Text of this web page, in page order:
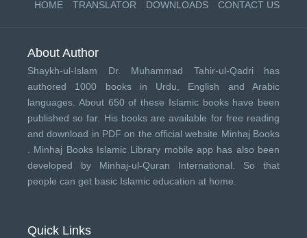
HOME TRANSLATOR DOWNLOADS CONTACT US
About Author
Shaykh-ul-Islam Dr. Muhammad Tahir-ul-Qadri has
authored 1000 books in Urdu, English and Arabic
languages. About 650 of these Islamic books have been
published so far. His books are available for free reading
and download in PDF on the official website Minhaj Books
Minhaj Books Islamic Library mobile app has also been
developed by Minhaj-ul-Quran International . So that
people can get basic Islamic education at home.
Quick Links